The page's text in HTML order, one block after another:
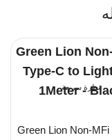
نظرة سريعة
Green Lion Non-MFi